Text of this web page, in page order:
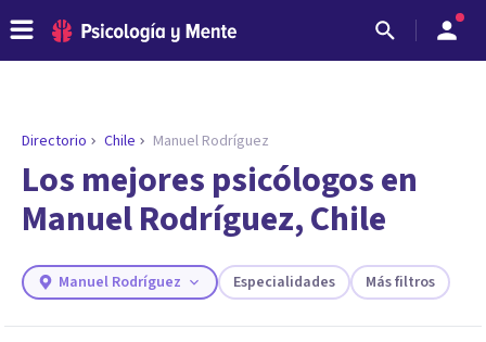
Directorio Chile Manuel Rodríguez
Los mejores psicólogos en
Manuel Rodríguez, Chile
Manuel Rodríguez Especialidades Más filtros